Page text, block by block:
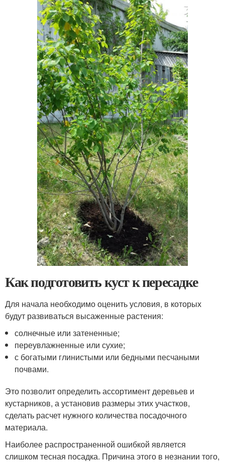
Как подготовить куст к пересадке
Для начала необходимо оценить условия, в которых
будут развиваться высаженные растения:
солнечные или затененные;
переувлажненные или сухие;
с богатыми глинистыми или бедными песчаными
почвами.
Это позволит определить ассортимент деревьев и
кустарников, а установив размеры этих участков,
сделать расчет нужного количества посадочного
материала.
Наиболее распространенной ошибкой является
слишком тесная посадка. Причина этого в незнании того,